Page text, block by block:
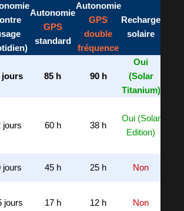
Autonomie
GPS
standard
Autonomie
GPS
double
fréquence
Recharge
solaire
jours 85 h 90 h
Oui
(Solar
Titanium)
jours 60 h 38 h
Oui (Solar
Edition)
jours 45 h 25 h Non
jours 17 h 12 h Non